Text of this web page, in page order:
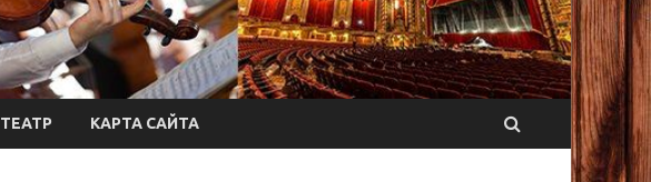
ТЕАТР КАРТА САЙТА